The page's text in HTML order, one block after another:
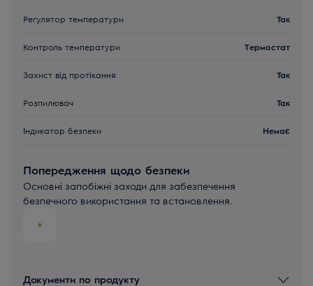
Регулятор температури Так
Контроль температури Термостат
Захист від протікання Так
Розпилювач Так
Індикатор безпеки Немає
Попередження щодо безпеки
Основні запобіжні заходи для забезпечення
безпечного використання та встановлення.
Документи по продукту